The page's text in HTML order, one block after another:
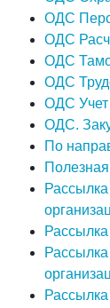
ОДС
ОДС
ОДС
ОДС
ОДС Учет
ОДС.
По